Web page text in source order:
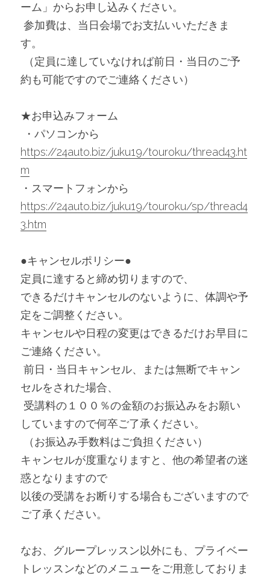
ーム」からお申し込みください。
す。
約も可能ですのでご連絡ください）
★お申込みフォーム
・パソコンから
https://24auto.biz/juku19/touroku/thread43.ht
m
・スマートフォンから
https://24auto.biz/juku19/touroku/sp/thread4
3.htm
●キャンセルポリシー●
定員に達すると締め切りますので、
できるだけキャンセルのないように、体調や予
定をご調整ください。
キャンセルや日程の変更はできるだけお早目に
ご連絡ください。
セルをされた場合、
していますので何卒ご了承ください。
（お振込み手数料はご負担ください）
キャンセルが度重なりますと、他の希望者の迷
惑となりますので
以後の受講をお断りする場合もございますので
ご了承ください。
なお、グループレッスン以外にも、プライベー
トレッスンなどのメニューをご用意しておりま